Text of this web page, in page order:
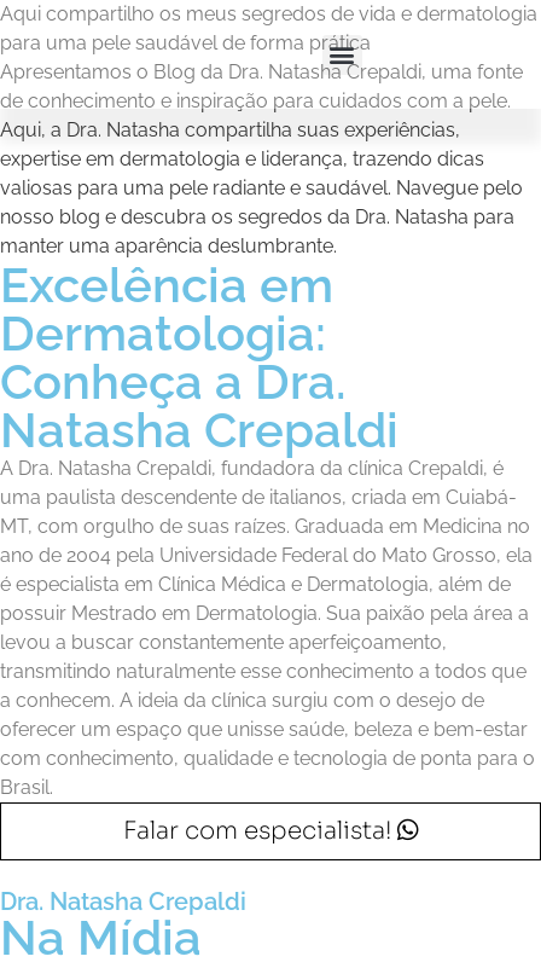
Aqui compartilho os meus segredos de vida e dermatologia
para uma pele saudável de forma prática
Apresentamos o Blog da Dra. Natasha Crepaldi, uma fonte
de conhecimento e inspiração para cuidados com a pele.
Aqui, a Dra. Natasha compartilha suas experiências,
expertise em dermatologia e liderança, trazendo dicas
valiosas para uma pele radiante e saudável. Navegue pelo
nosso blog e descubra os segredos da Dra. Natasha para
manter uma aparência deslumbrante.
Excelência em
Dermatologia:
Conheça a Dra.
Natasha Crepaldi
A Dra. Natasha Crepaldi, fundadora da clínica Crepaldi, é
uma paulista descendente de italianos, criada em Cuiabá-
MT, com orgulho de suas raízes. Graduada em Medicina no
ano de 2004 pela Universidade Federal do Mato Grosso, ela
é especialista em Clínica Médica e Dermatologia, além de
possuir Mestrado em Dermatologia. Sua paixão pela área a
levou a buscar constantemente aperfeiçoamento,
transmitindo naturalmente esse conhecimento a todos que
a conhecem. A ideia da clínica surgiu com o desejo de
oferecer um espaço que unisse saúde, beleza e bem-estar
com conhecimento, qualidade e tecnologia de ponta para o
Brasil.
Falar com especialista!
Dra. Natasha Crepaldi
Na Mídia